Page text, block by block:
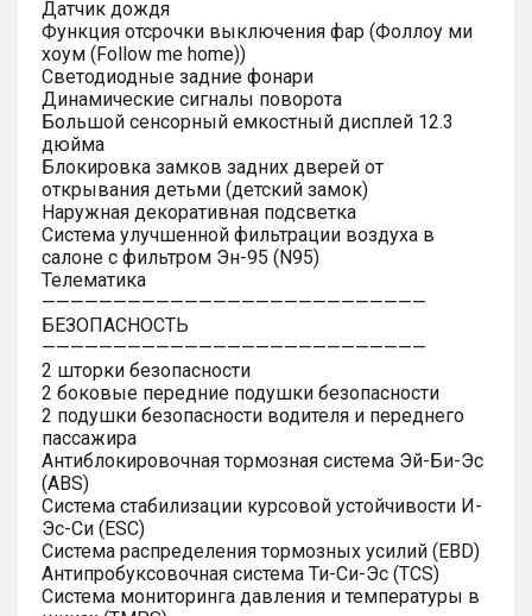
Датчик дождя
Функция отсрочки выключения фар (Фоллоу ми
хоум (Follow me home))
Светодиодные задние фонари
Динамические сигналы поворота
Большой сенсорный емкостный дисплей 12.3
дюйма
Блокировка замков задних дверей от
открывания детьми (детский замок)
Наружная декоративная подсветка
Система улучшенной фильтрации воздуха в
салоне с фильтром Эн-95 (N95)
Телематика
———————————————————————————
БЕЗОПАСНОСТЬ
———————————————————————————
2 шторки безопасности
2 боковые передние подушки безопасности
2 подушки безопасности водителя и переднего
пассажира
Антиблокировочная тормозная система Эй-Би-Эс
(ABS)
Система стабилизации курсовой устойчивости И-
Эс-Си (ESC)
Система распределения тормозных усилий (EBD)
Антипробуксовочная система Ти-Си-Эс (TCS)
Система мониторинга давления и температуры в